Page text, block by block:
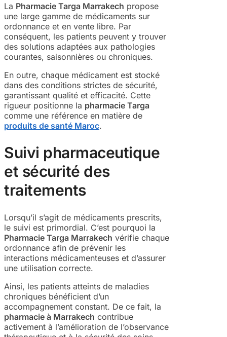
La Pharmacie Targa Marrakech propose
une large gamme de médicaments sur
ordonnance et en vente libre. Par
conséquent, les patients peuvent y trouver
des solutions adaptées aux pathologies
courantes, saisonnières ou chroniques.
En outre, chaque médicament est stocké
dans des conditions strictes de sécurité,
garantissant qualité et efficacité. Cette
rigueur positionne la pharmacie Targa
comme une référence en matière de
produits de santé Maroc.
Suivi pharmaceutique
et sécurité des
traitements
Lorsqu’il s’agit de médicaments prescrits,
le suivi est primordial. C’est pourquoi la
Pharmacie Targa Marrakech vérifie chaque
ordonnance afin de prévenir les
interactions médicamenteuses et d’assurer
une utilisation correcte.
Ainsi, les patients atteints de maladies
chroniques bénéficient d’un
accompagnement constant. De ce fait, la
pharmacie à Marrakech contribue
activement à l’amélioration de l’observance